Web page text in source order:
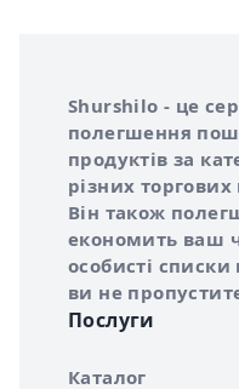
Про сервіс
Shurshilo - це
полегшення
продуктів за
різних
Він також
економить ваш
особисті
ви не
Послуги
Каталог